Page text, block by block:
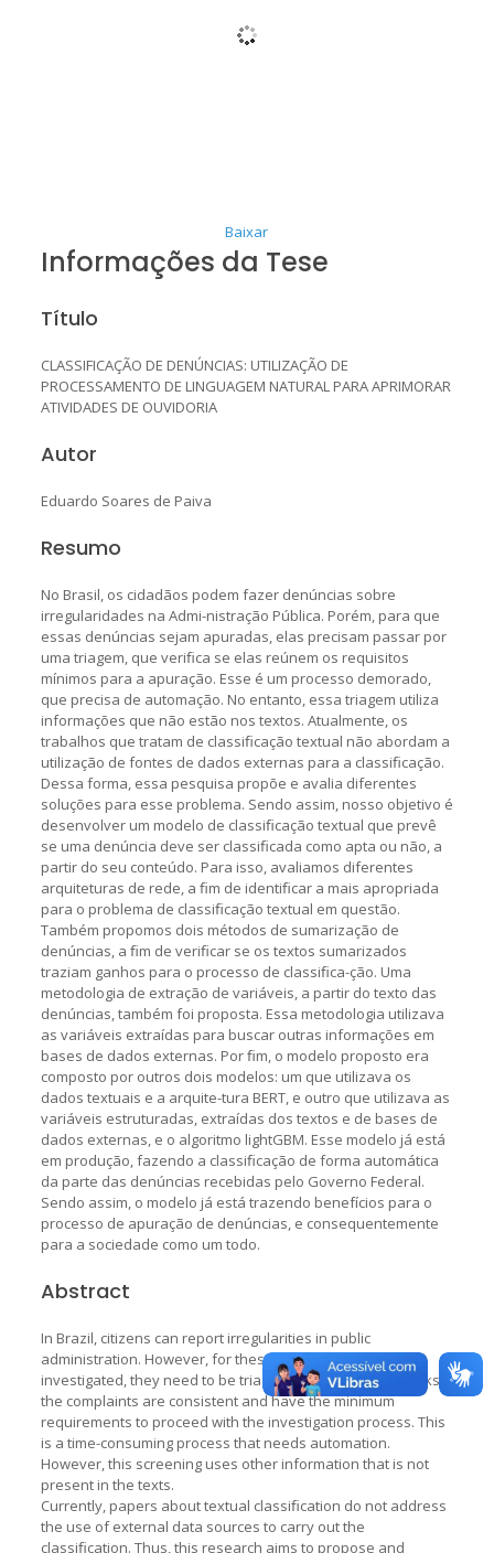
Baixar
Informações da Tese
Título
CLASSIFICAÇÃO DE DENÚNCIAS: UTILIZAÇÃO DE
PROCESSAMENTO DE LINGUAGEM NATURAL PARA APRIMORAR
ATIVIDADES DE OUVIDORIA
Autor
Eduardo Soares de Paiva
Resumo
No Brasil, os cidadãos podem fazer denúncias sobre
irregularidades na Admi-nistração Pública. Porém, para que
essas denúncias sejam apuradas, elas precisam passar por
uma triagem, que veriﬁca se elas reúnem os requisitos
mínimos para a apuração. Esse é um processo demorado,
que precisa de automação. No entanto, essa triagem utiliza
informações que não estão nos textos. Atualmente, os
trabalhos que tratam de classiﬁcação textual não abordam a
utilização de fontes de dados externas para a classiﬁcação.
Dessa forma, essa pesquisa propõe e avalia diferentes
soluções para esse problema. Sendo assim, nosso objetivo é
desenvolver um modelo de classiﬁcação textual que prevê
se uma denúncia deve ser classiﬁcada como apta ou não, a
partir do seu conteúdo. Para isso, avaliamos diferentes
arquiteturas de rede, a ﬁm de identiﬁcar a mais apropriada
para o problema de classiﬁcação textual em questão.
Também propomos dois métodos de sumarização de
denúncias, a ﬁm de veriﬁcar se os textos sumarizados
traziam ganhos para o processo de classiﬁca-ção. Uma
metodologia de extração de variáveis, a partir do texto das
denúncias, também foi proposta. Essa metodologia utilizava
as variáveis extraídas para buscar outras informações em
bases de dados externas. Por ﬁm, o modelo proposto era
composto por outros dois modelos: um que utilizava os
dados textuais e a arquite-tura BERT, e outro que utilizava as
variáveis estruturadas, extraídas dos textos e de bases de
dados externas, e o algoritmo lightGBM. Esse modelo já está
em produção, fazendo a classiﬁcação de forma automática
da parte das denúncias recebidas pelo Governo Federal.
Sendo assim, o modelo já está trazendo benefícios para o
processo de apuração de denúncias, e consequentemente
para a sociedade como um todo.
Abstract
In Brazil, citizens can report irregularities in public
administration. However, for these complaints to be
investigated, they need to be triaged. This screening checks if
the complaints are consistent and have the minimum
requirements to proceed with the investigation process. This
is a time-consuming process that needs automation.
However, this screening uses other information that is not
present in the texts.
Currently, papers about textual classiﬁcation do not address
the use of external data sources to carry out the
classiﬁcation. Thus, this research aims to propose and